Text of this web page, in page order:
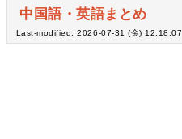
中国語・英語まとめ
Last-modified: 2026-07-31 (金) 12:18:07